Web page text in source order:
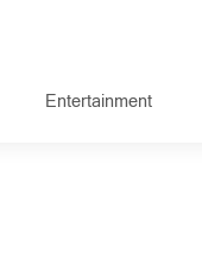
Entertainment